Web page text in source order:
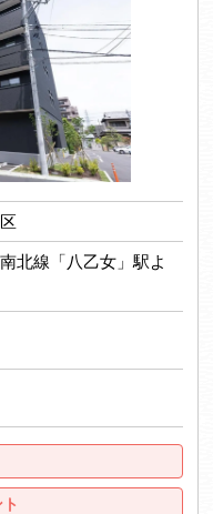
北線「八乙女」駅よ